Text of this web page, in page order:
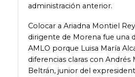
administración anterior.
Colocar a Ariadna Montiel
dirigente de Morena fue una
AMLO porque Luisa María
diferencias claras con Andrés
Beltrán, junior del